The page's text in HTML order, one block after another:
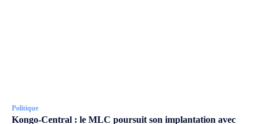
Politique
Kongo-Central : le MLC poursuit son implantation avec